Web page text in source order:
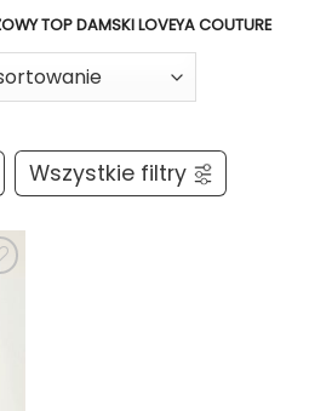
TOP DAMSKI LOVEYA COUTURE
Wszystkie filtry